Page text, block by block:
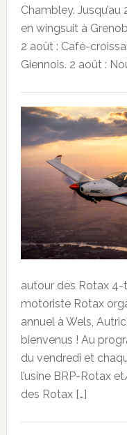
Chambley.
en wingsuit à
2 août : Café-
Giennois. 2 août :
autour des Rotax 4-
motoriste Rotax
annuel à Wels,
bienvenus ! Au
du vendredi et
l’usine BRP-Rotax
des Rotax […]